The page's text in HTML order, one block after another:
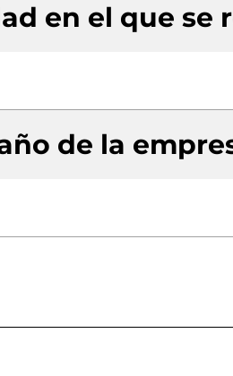
en el que se
de la